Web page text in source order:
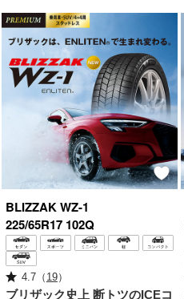
BLIZZAKWZ-1
225/65R17 102Q
4.7（ 19）
ブリザック史上 断トツのICEコ